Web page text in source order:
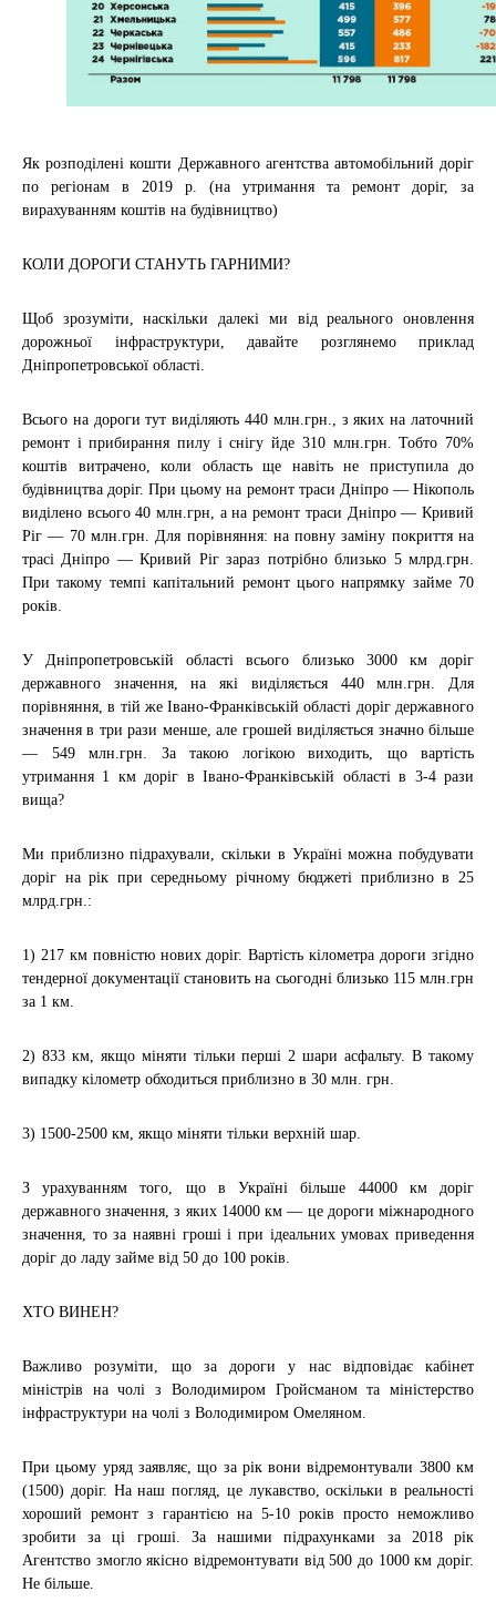
Як розподілені кошти Державного агентства автомобільний доріг
по регіонам в 2019 р. (на утримання та ремонт доріг, за
вирахуванням коштів на будівництво)
КОЛИ ДОРОГИ СТАНУТЬ ГАРНИМИ?
Щоб зрозуміти, наскільки далекі ми від реального оновлення
дорожньої інфраструктури, давайте розглянемо приклад
Дніпропетровської області.
Всього на дороги тут виділяють 440 млн.грн., з яких на латочний
ремонт і прибирання пилу і снігу йде 310 млн.грн. Тобто 70%
коштів витрачено, коли область ще навіть не приступила до
будівництва доріг. При цьому на ремонт траси Дніпро — Нікополь
виділено всього 40 млн.грн, а на ремонт траси Дніпро — Кривий
Ріг — 70 млн.грн. Для порівняння: на повну заміну покриття на
трасі Дніпро — Кривий Ріг зараз потрібно близько 5 млрд.грн.
При такому темпі капітальний ремонт цього напрямку займе 70
років.
У Дніпропетровській області всього близько 3000 км доріг
державного значення, на які виділяється 440 млн.грн. Для
порівняння, в тій же Івано-Франківській області доріг державного
значення в три рази менше, але грошей виділяється значно більше
— 549 млн.грн. За такою логікою виходить, що вартість
утримання 1 км доріг в Івано-Франківській області в 3-4 рази
вища?
Ми приблизно підрахували, скільки в Україні можна побудувати
доріг на рік при середньому річному бюджеті приблизно в 25
млрд.грн.:
1) 217 ​​км повністю нових доріг. Вартість кілометра дороги згідно
тендерної документації становить на сьогодні близько 115 млн.грн
за 1 км.
2) 833 км, якщо міняти тільки перші 2 шари асфальту. В такому
випадку кілометр обходиться приблизно в 30 млн. грн.
3) 1500-2500 км, якщо міняти тільки верхній шар.
З урахуванням того, що в Україні більше 44000 км доріг
державного значення, з яких 14000 км — це дороги міжнародного
значення, то за наявні гроші і при ідеальних умовах приведення
доріг до ладу займе від 50 до 100 років.
ХТО ВИНЕН?
Важливо розуміти, що за дороги у нас відповідає кабінет
міністрів на чолі з Володимиром Гройсманом та міністерство
інфраструктури на чолі з Володимиром Омеляном.
При цьому уряд заявляє, що за рік вони відремонтували 3800 км
(1500) доріг. На наш погляд, це лукавство, оскільки в реальності
хороший ремонт з гарантією на 5-10 років просто неможливо
зробити за ці гроші. За нашими підрахунками за 2018 рік
Агентство змогло якісно відремонтувати від 500 до 1000 км доріг.
Не більше.